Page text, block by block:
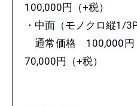
100,000円（+税）
・中面（モノクロ縦1/
通常価格 100,000円
70,000円（+税）